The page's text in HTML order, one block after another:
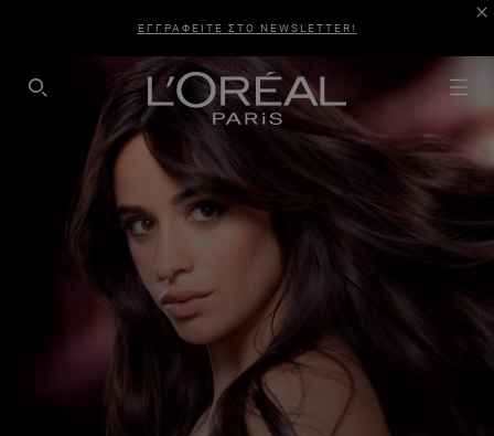
ΕΓΓΡΑΦΕΙΤΕ ΣΤΟ NEWSLETTER!
SEARCH THIS SITE